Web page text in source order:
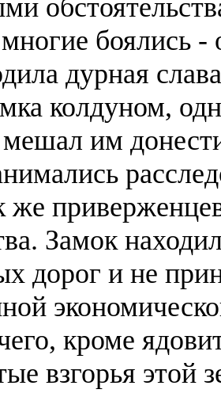
боялись -
дурная
колдуном,
им
же
Замок
дорог и не
кроме
взгорья этой